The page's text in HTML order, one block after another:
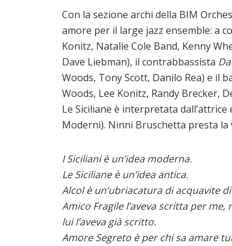
Con la sezione archi della BIM
amore per il large jazz ensemble: a
Konitz, Natalie Cole Band, Kenny
Dave Liebman), il contrabbassista
Woods, Tony Scott, Danilo Rea) e il
Woods, Lee Konitz, Randy Brecker,
Le Siciliane è interpretata dall’attrice
Moderni). Ninni Bruschetta presta
I Siciliani è un’idea moderna.
Le Siciliane è un’idea antica.
Alcol è un’ubriacatura di acquavite
Amico Fragile l’aveva scritta per
lui l’aveva già scritto.
Amore Segreto è per chi sa amare